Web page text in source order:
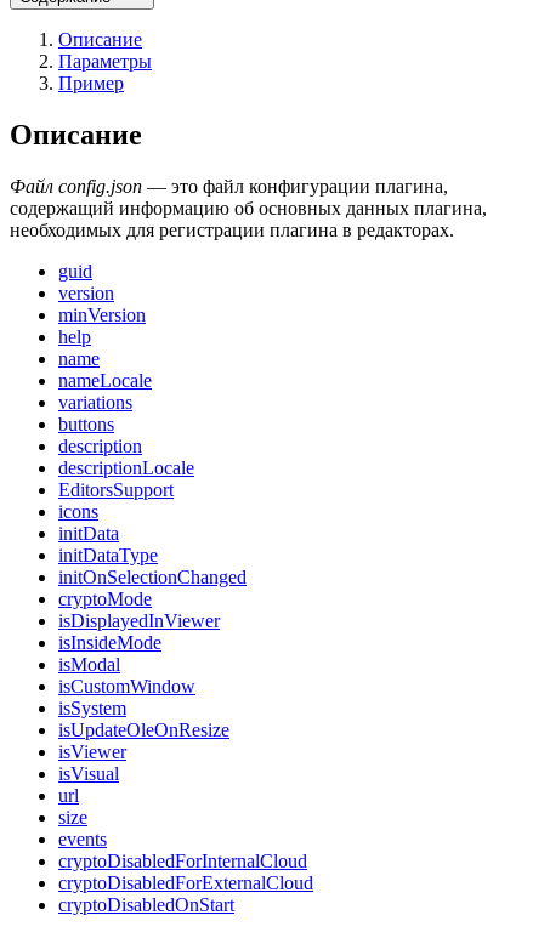
Описание
Параметры
Пример
Описание
Файл config.json — это файл конфигурации плагина,
содержащий информацию об основных данных плагина,
необходимых для регистрации плагина в редакторах.
guid
version
minVersion
help
name
nameLocale
variations
buttons
description
descriptionLocale
EditorsSupport
icons
initData
initDataType
initOnSelectionChanged
cryptoMode
isDisplayedInViewer
isInsideMode
isModal
isCustomWindow
isSystem
isUpdateOleOnResize
isViewer
isVisual
url
size
events
cryptoDisabledForInternalCloud
cryptoDisabledForExternalCloud
cryptoDisabledOnStart